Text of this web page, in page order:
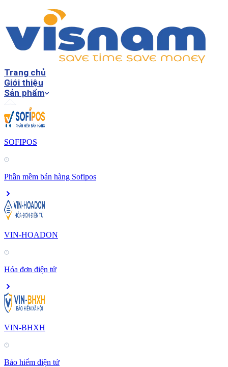
Trang chủ
Giới thiệu
Sản phẩm
SOFIPOS
Phần mềm bán hàng Sofipos
VIN-HOADON
Hóa đơn điện tử
VIN-BHXH
Bảo hiểm điện tử